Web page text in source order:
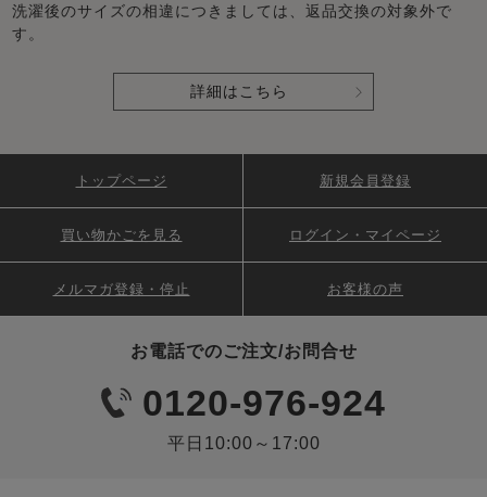
洗濯後のサイズの相違につきましては、返品交換の対象外で
す。
詳細はこちら
お電話でのご注文/お問合せ
0120-976-924
平日10:00～17:00
トップページ 新規会員登録
買い物かごを見る ログイン・マイページ
メルマガ登録・停止 お客様の声